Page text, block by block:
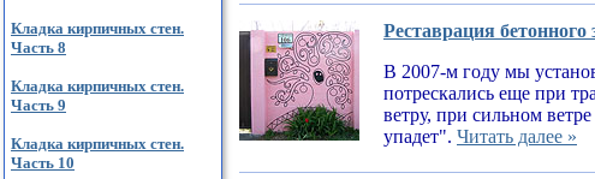
Кладка кирпичных стен.
Часть 8
Кладка кирпичных стен.
Часть 9
Кладка кирпичных стен.
Часть 10
Реставрация бетонного
В 2007-м году мы
потрескались еще при
ветру, при сильном
упадет". Читать далее »